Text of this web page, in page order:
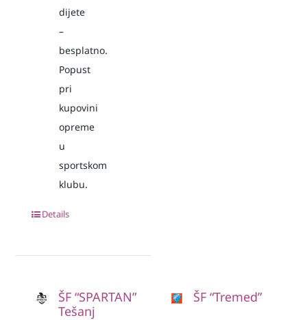
dijete
–
besplatno.
Popust
pri
kupovini
opreme
u
sportskom
klubu.
Details
ŠF “SPARTAN”
Tešanj
ŠF “Tremed”